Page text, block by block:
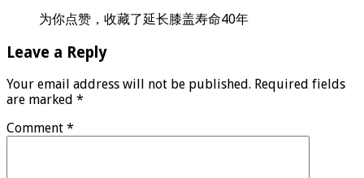
为你点赞，收藏了延长膝盖寿命40年
Leave a Reply
Your email address will not be published. Required fields
are marked *
Comment *